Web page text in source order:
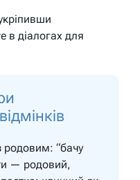
в діалогах для
родовим: “бачу
— родовий,